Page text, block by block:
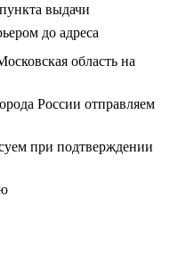
выдачи
до адреса
область на
России отправляем
при подтверждении